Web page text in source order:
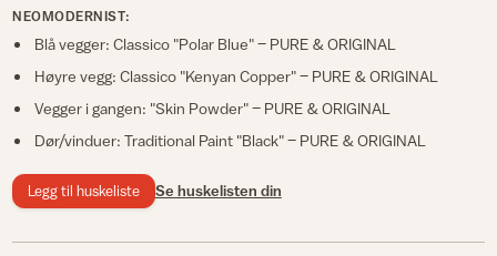
NEOMODERNIST:
Blå vegger: Classico "Polar Blue" – PURE & ORIGINAL
Høyre vegg: Classico "Kenyan Copper" – PURE & ORIGINAL
Vegger i gangen: "Skin Powder" – PURE & ORIGINAL
Dør/vinduer: Traditional Paint "Black" – PURE & ORIGINAL
Legg til huskeliste Se huskelisten din